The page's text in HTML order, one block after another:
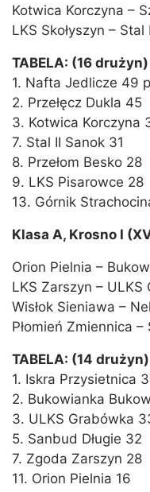
Kotwica Korczyna –
LKS Skołyszyn – Stal
TABELA: (16 drużyn)
1. Nafta Jedlicze 49
2. Przełęcz Dukla 45
3. Kotwica Korczyna
7. Stal II Sanok 31
8. Przełom Besko 28
9. LKS Pisarowce 28
13. Górnik
Klasa A, Krosno I
Orion Pielnia –
LKS Zarszyn – ULKS
Wisłok Sieniawa –
Płomień Zmiennica –
TABELA: (14 drużyn)
1. Iskra Przysietnica
2. Bukowianka
3. ULKS Grabówka
5. Sanbud Długie 32
7. Zgoda Zarszyn 28
11. Orion Pielnia 16